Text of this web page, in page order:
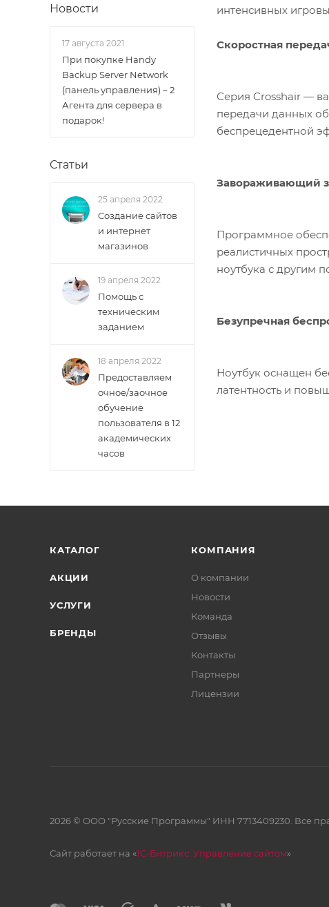
интенсивных
Скоростная
Серия Crosshair —
передачи данных
беспрецедентной
Завораживающий
Программное
реалистичных
ноутбука с другим
Безупречная
Ноутбук оснащен
латентность и
Новости
17 августа 2021
При покупке Handy
Backup Server Network
(панель управления) – 2
Агента для сервера в
подарок!
Статьи
25 апреля 2022
Создание сайтов
и интернет
магазинов
19 апреля 2022
Помощь с
техническим
заданием
18 апреля 2022
Предоставляем
очное/заочное
обучение
пользователя в 12
академических
часов
КАТАЛОГ
АКЦИИ
УСЛУГИ
БРЕНДЫ
КОМПАНИЯ
О компании
Новости
Команда
Отзывы
Контакты
Партнеры
Лицензии
2026 © ООО "Русские Программы" ИНН 7713409230. Все
Сайт работает на «1С-Битрикс: Управление сайтом»